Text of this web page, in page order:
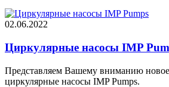
02.06.2022
Циркулярные насосы IMP
Представляем Вашему вниманию
циркулярные насосы IMP Pumps.